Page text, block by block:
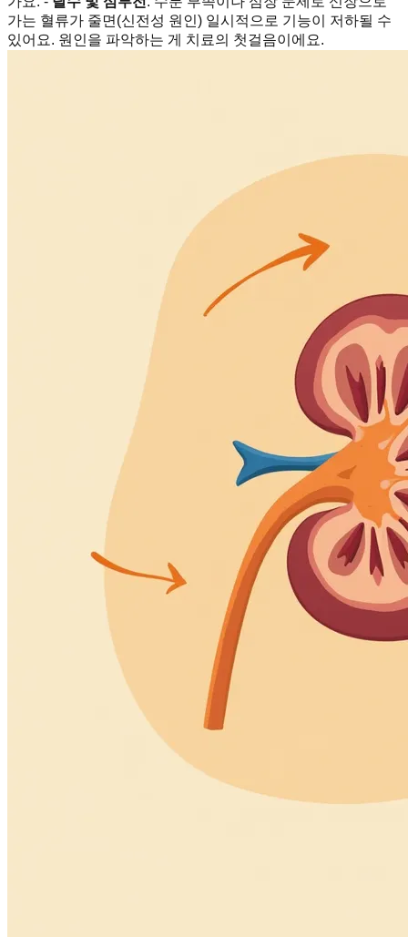
가는 혈류가 줄면(신전성 원인) 일시적으로 기능이 저하될 수
있어요. 원인을 파악하는 게 치료의 첫걸음이에요.